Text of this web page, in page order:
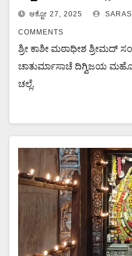
ಆಕ್ಟೋ 27, 2025
COMMENTS
ಶ್ರೀ ಕಾಶೀ ಮಠಾಧೀಶ ಶ್ರೀಮದ್
ಚಾತುರ್ಮಾಸಾಚೆ ದಿಗ್ವಿಜಯ
ಚಲ್ಲೆ.